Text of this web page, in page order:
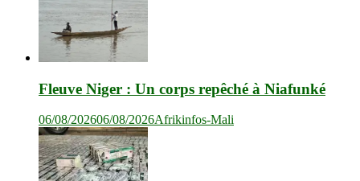
Fleuve Niger : Un corps repêché à Niafunké
06/08/202606/08/2026Afrikinfos-Mali